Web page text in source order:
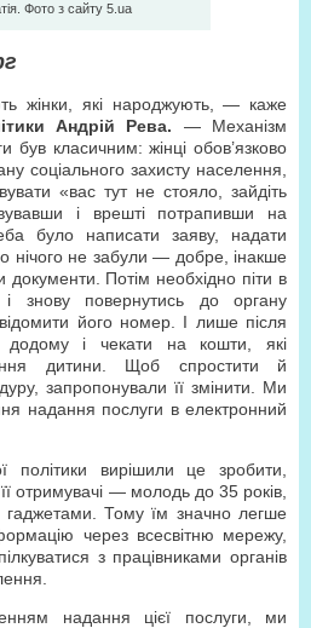
Фото з сайту 5.ua
жінки, які народжують, — каже
Андрій Рева. — Механізм
був класичним: жінці обов’язково
соціального захисту населення,
«вас тут не стояло, зайдіть
і врешті потрапивши на
було написати заяву, надати
нічого не забули — добре, інакше
документи. Потім необхідно піти в
і знову повернутись до органу
його номер. І лише після
і чекати на кошти, які
дитини. Щоб спростити й
запропонували її змінити. Ми
надання послуги в електронний
політики вирішили це зробити,
отримувачі — молодь до 35 років,
гаджетами. Тому їм значно легше
через всесвітню мережу,
з працівниками органів
надання цієї послуги, ми